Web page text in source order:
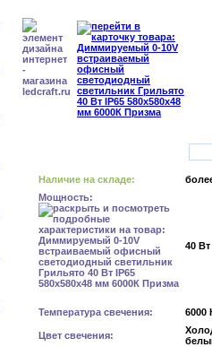
Наличие на складе:
Мощность:
40 Вт
Температура свечения: 6000
Цвет свечения: